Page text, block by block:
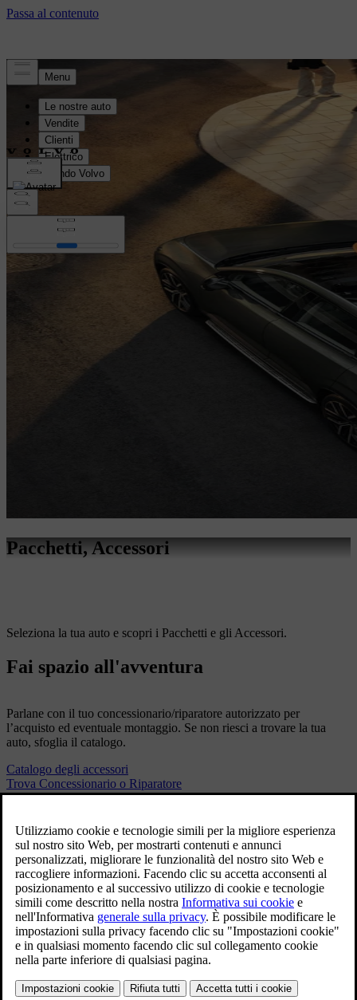
Pacchetti, Accessori
Seleziona la tua auto e scopri i Pacchetti e gli Accessori.
Fai spazio all'avventura
Parlane con il tuo concessionario/riparatore autorizzato per
l’acquisto ed eventuale montaggio. Se non riesci a trovare la tua
auto, sfoglia il catalogo.
Catalogo degli accessori
Trova Concessionario o Riparatore